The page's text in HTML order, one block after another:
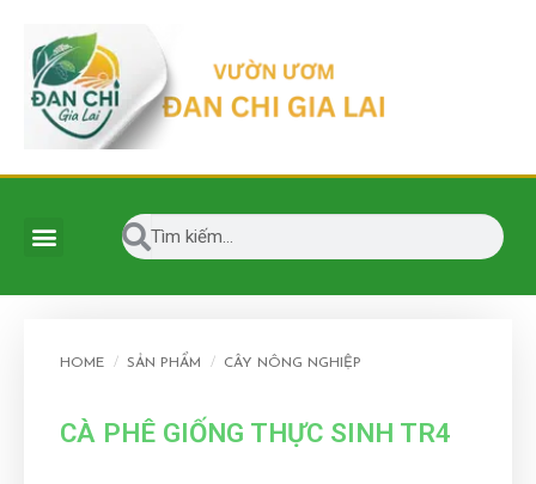
HOME / SẢN PHẨM / CÂY NÔNG NGHIỆP
CÀ PHÊ GIỐNG THỰC SINH TR4